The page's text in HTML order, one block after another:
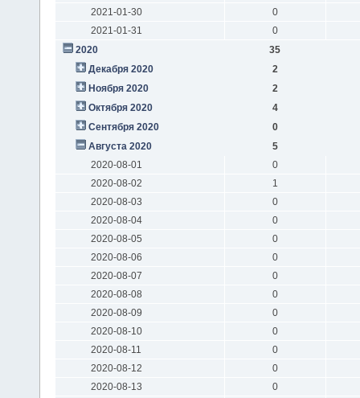
2021-01-30
0
2021-01-31
0
2020
35
Декабря 2020
2
Ноября 2020
2
Октября 2020
4
Сентября 2020
0
Августа 2020
5
2020-08-01
0
2020-08-02
1
2020-08-03
0
2020-08-04
0
2020-08-05
0
2020-08-06
0
2020-08-07
0
2020-08-08
0
2020-08-09
0
2020-08-10
0
2020-08-11
0
2020-08-12
0
2020-08-13
0